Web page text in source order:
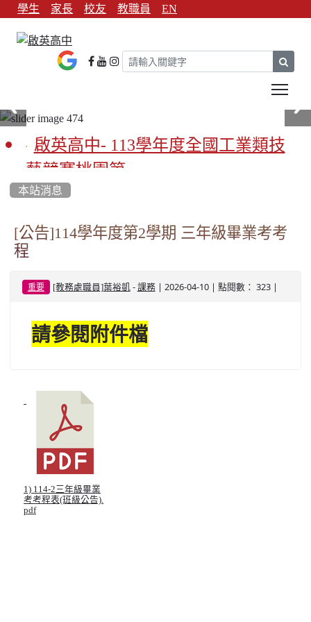
學生 家長 校友 教職員 EN
啟英高中- 113學年度全國工業類技
藝競賽桃園第一
啟英高中-113學年全國學生家事類技
藝競賽榮獲1支金手獎3支優勝
第一
北台灣私校第一
啟英高中-時尚科桃園第一
本站消息
[公告]114學年度第2學期 三年級畢業考考
程
重要 [教務處職員]葉裕凱 - 課務| 2026-04-10 | 點閱數： 323 |
請參閱附件檔
1) 114-2三年級畢業
考考程表(班級公告).
pdf